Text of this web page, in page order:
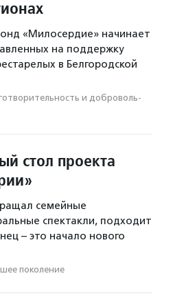
«Милосердие» начинает
на поддержку
в Белгородской
и доброволь­
стол проекта
семейные
спектакли, подходит
– это начало нового
поколение